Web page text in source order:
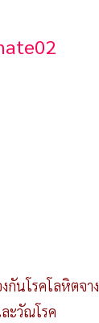
กันโรคโลหิตจาง
ะวัณโรค